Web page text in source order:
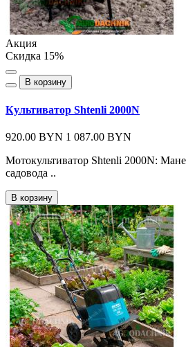
Акция
Скидка 15%
В корзину
Культиватор Shtenli 2000N
920.00 BYN 1 087.00 BYN
Мотокультиватор Shtenli 2000N:
садовода ..
В корзину